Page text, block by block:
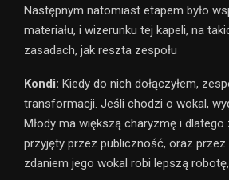
Następnym natomiast etapem było
materiału, i wizerunku tej kapeli, na
zasadach, jak reszta zespołu
Kondi: Kiedy do nich dołączyłem,
transformacji. Jeśli chodzi o wokal,
Młody ma większą charyzmę i dlatego
przyjęty przez publiczność, oraz
zdaniem jego wokal robi lepszą